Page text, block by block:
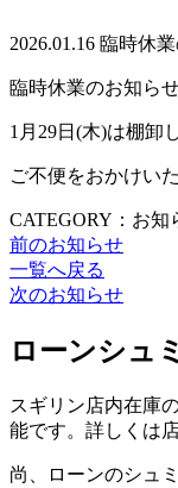
2026.01.16 臨時休
臨時休業のお知ら
1月29日(木)は棚卸
ご不便をおかけい
CATEGORY：お知
前のお知らせ
一覧へ戻る
次のお知らせ
ローンシュ
スギリン店内在庫
能です。詳しくは
尚、ローンのシュ